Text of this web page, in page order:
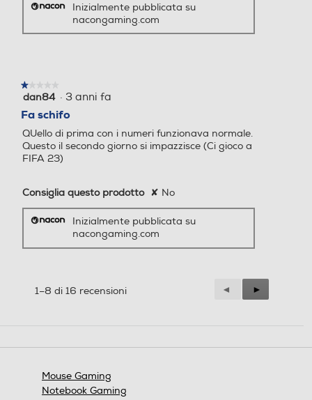
Inizialmente pubblicata su
nacongaming.com
★★★★★
★★★★★
1
5
stelle.
dan84 · 3 anni fa
Fa schifo
QUello di prima con i numeri funzionava normale.
Questo il secondo giorno si impazzisce (Ci gioco a
FIFA 23)
Consiglia questo prodotto ✘ No
Inizialmente pubblicata su
nacongaming.com
1–8 di 16 recensioni
Precedente
Reviews
◄
Successiva
Reviews
►
Mouse Gaming
Notebook Gaming